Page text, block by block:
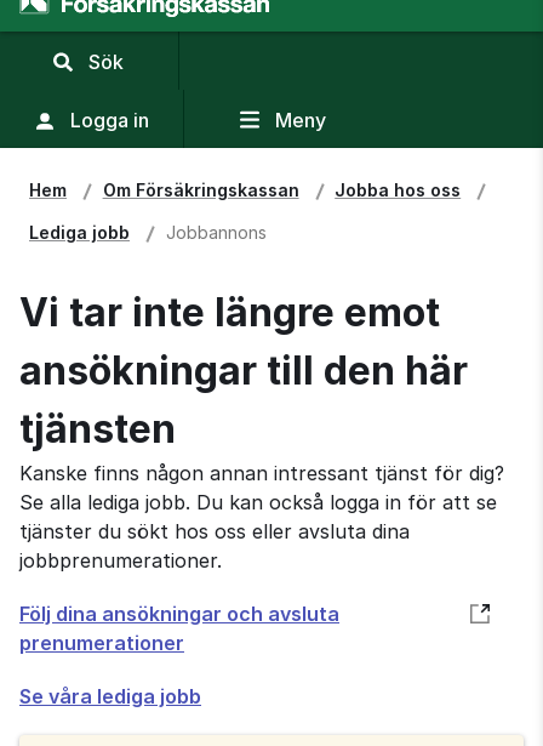
Sök
sökfält
Logga in Meny
Hem Om Försäkringskassan Jobba hos oss
Lediga jobb Jobbannons
Vi tar inte längre emot
ansökningar till den här
tjänsten
Kanske finns någon annan intressant tjänst för dig?
Se alla lediga jobb. Du kan också logga in för att se
tjänster du sökt hos oss eller avsluta dina
jobbprenumerationer.
Följ dina ansökningar och avsluta
prenumerationer
Öppnas
i
fönster
Se våra lediga jobb